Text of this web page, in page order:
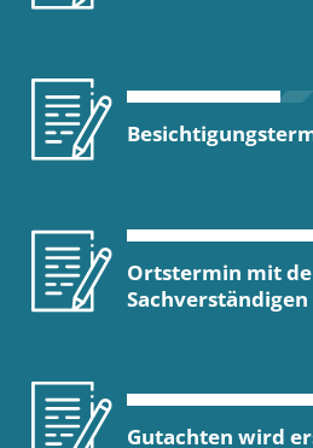
Ortstermin mit
Sachverständigen
Gutachten wird